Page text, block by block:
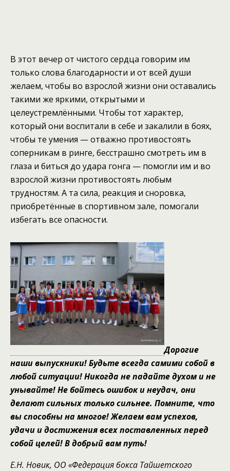
В этот вечер от чистого сердца говорим им
только слова благодарности и от всей души
желаем, чтобы во взрослой жизни они оставались
такими же яркими, открытыми и
целеустремлёнными. Чтобы тот характер,
который они воспитали в себе и закалили в боях,
чтобы те умения — отважно противостоять
соперникам в ринге, бесстрашно смотреть им в
глаза и биться до удара гонга — помогли им и во
взрослой жизни противостоять любым
трудностям. А та сила, реакция и сноровка,
приобретённые в спортивном зале, помогали
избегать все опасности.
Дорогие
наши выпускники! Будьте всегда самими собой в
любой ситуации! Никогда не падайте духом и не
унывайте! Не бойтесь ошибок и неудач, они
делают сильных только сильнее. Помните, что
вы способны на многое! Желаем вам успехов,
удачи и достижения всех поставленных перед
собой целей! В добрый вам путь!
Е.Н. Новик, ОО «Федерация бокса Тайшетского